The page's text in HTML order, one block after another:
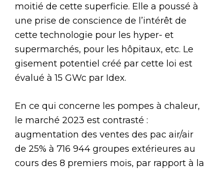
moitié de cette superficie. Elle a poussé à
une prise de conscience de l’intérêt de
cette technologie pour les hyper- et
supermarchés, pour les hôpitaux, etc. Le
gisement potentiel créé par cette loi est
évalué à 15 GWc par Idex.
En ce qui concerne les pompes à chaleur,
le marché 2023 est contrasté :
augmentation des ventes des pac air/air
de 25% à 716 944 groupes extérieures au
cours des 8 premiers mois, par rapport à la